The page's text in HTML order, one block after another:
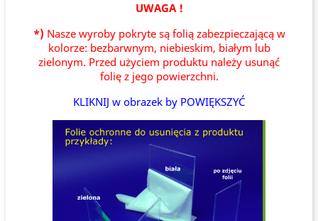
UWAGA !
*) Nasze wyroby pokryte są folią zabezpieczającą w
kolorze: bezbarwnym, niebieskim, białym lub
zielonym. Przed użyciem produktu należy usunąć
folię z jego powierzchni.
KLIKNIJ w obrazek by POWIĘKSZYĆ